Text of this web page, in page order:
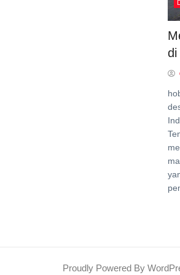
di
Proudly Powered By